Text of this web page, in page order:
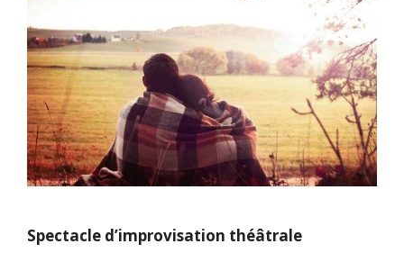
Spectacle d’improvisation théâtrale